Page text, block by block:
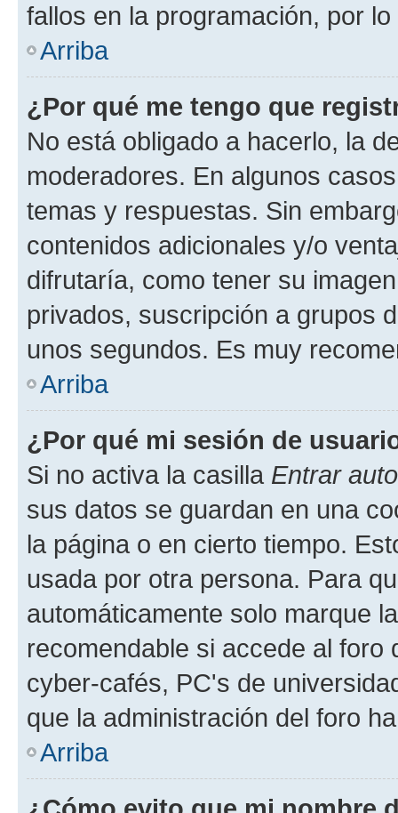
fallos en la programación, por
Arriba
¿Por qué me tengo que
No está obligado a hacerlo, la
moderadores. En algunos
temas y respuestas. Sin
contenidos adicionales y/o
difrutaría, como tener su
privados, suscripción a grupos
unos segundos. Es muy
Arriba
¿Por qué mi sesión de
Si no activa la casilla Entrar
sus datos se guardan en una
la página o en cierto tiempo.
usada por otra persona. Para
automáticamente solo marque
recomendable si accede al foro
cyber-cafés, PC's de
que la administración del foro
Arriba